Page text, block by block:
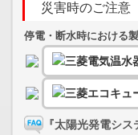
災害時のご注意
停電・断水時における
『太陽光発電シス